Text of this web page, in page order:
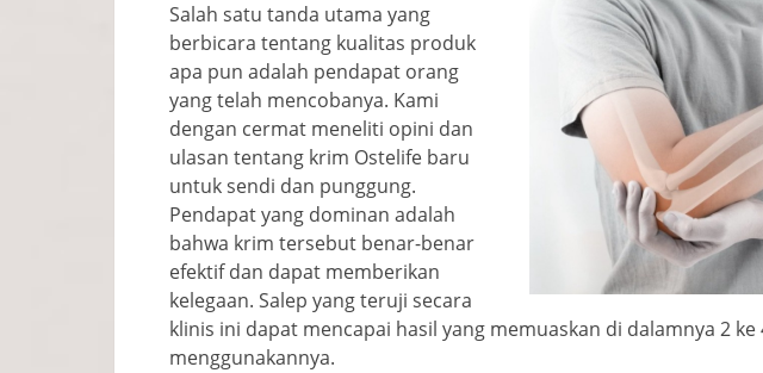
Salah satu tanda utama yang
berbicara tentang kualitas produk
apa pun adalah pendapat orang
yang telah mencobanya. Kami
dengan cermat meneliti opini dan
ulasan tentang krim Ostelife baru
untuk sendi dan punggung.
Pendapat yang dominan adalah
bahwa krim tersebut benar-benar
efektif dan dapat memberikan
kelegaan. Salep yang teruji secara
klinis ini dapat mencapai hasil yang memuaskan di dalamnya 2 ke
menggunakannya.